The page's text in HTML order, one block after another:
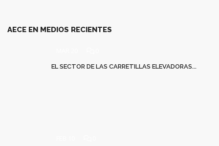
AECE EN MEDIOS RECIENTES
EL SECTOR DE LAS CARRETILLAS ELEVADORAS...